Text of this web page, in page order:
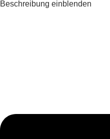
Beschreibung einblenden